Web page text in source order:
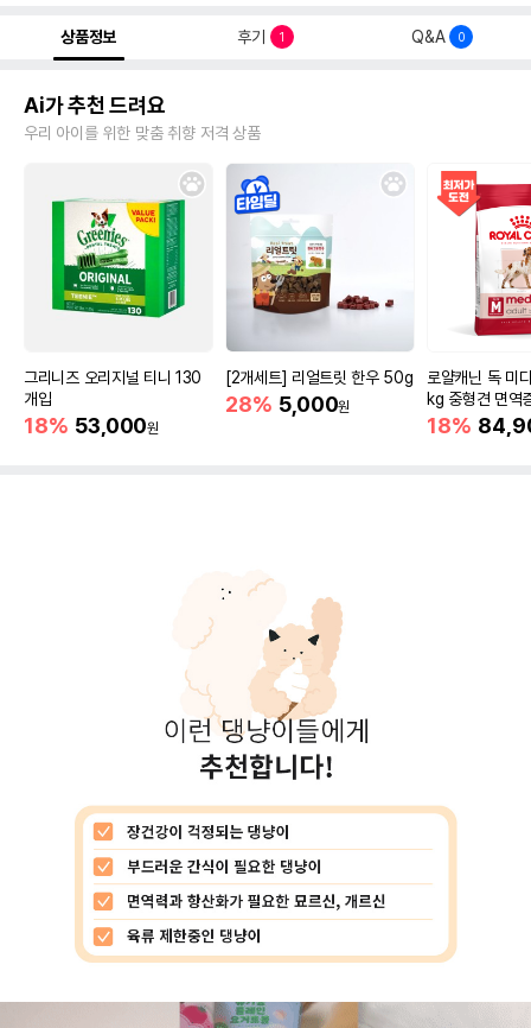
상품정보 후기 1 Q&A 0
Ai가 추천 드려요
우리 아이를 위한 맞춤 취향 저격 상품
그리니즈 오리지널 티니 130
개입
18% 53,000원
[2개세트] 리얼트릿 한우 50g
28% 5,000원
로얄캐닌 독 미
kg 중형견 면역
18%